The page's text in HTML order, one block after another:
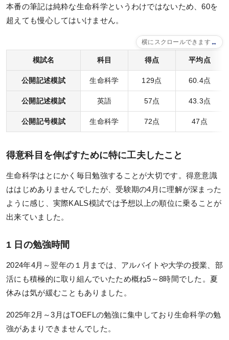
本番の筆記は純粋な生命科学というわけではないため、60を
超えても慢心してはいけません。
横にスクロールできます
模試名 科目 得点 平均点
公開記述模試 生命科学 129点 60.4点
公開記述模試 英語 57点 43.3点
公開記号模試 生命科学 72点 47点
得意科目を伸ばすために特に工夫したこと
生命科学はとにかく毎日勉強することが大切です。得意意識
ははじめありませんでしたが、受験期の4月に理解が深まった
ように感じ、実際KALS模試では予想以上の順位に乗ることが
出来ていました。
1 日の勉強時間
2024年4月～翌年の１月までは、アルバイトや大学の授業、部
活にも積極的に取り組んでいたため概ね5～8時間でした。夏
休みは気が緩むこともありました。
2025年2月～3月はTOEFLの勉強に集中しており生命科学の勉
強があまりできませんでした。